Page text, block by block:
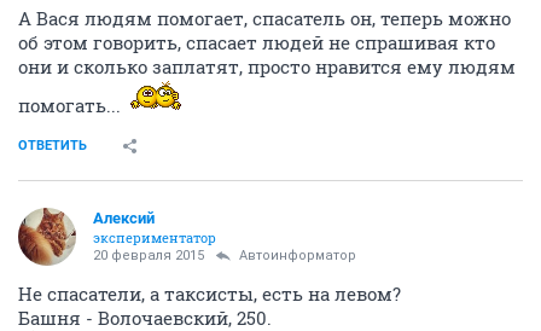
А Вася людям помогает, спасатель он, теперь можно
об этом говорить, спасает людей не спрашивая кто
они и сколько заплатят, просто нравится ему людям
помогать...
ОТВЕТИТЬ
Алексий
экспериментатор
20 февраля 2015 Автоинформатор
Не спасатели, а таксисты, есть на левом?
Башня - Волочаевский, 250.